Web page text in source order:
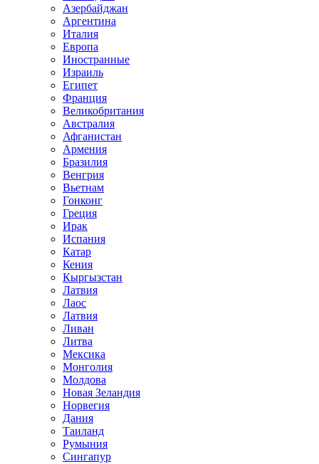
Азербайджан
Аргентина
Италия
Европа
Иностранные
Израиль
Египет
Франция
Великобритания
Австралия
Афганистан
Армения
Бразилия
Венгрия
Вьетнам
Гонконг
Греция
Ирак
Испания
Катар
Кения
Кыргызстан
Латвия
Лаос
Латвия
Ливан
Литва
Мексика
Монголия
Молдова
Новая Зеландия
Норвегия
Дания
Таиланд
Румыния
Сингапур